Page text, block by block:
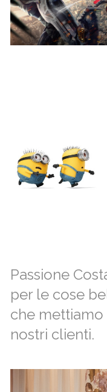
Passione
per le cose
che mettiamo
nostri clienti.